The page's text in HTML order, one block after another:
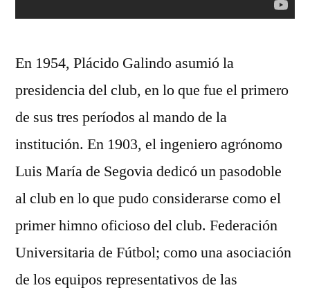
En 1954, Plácido Galindo asumió la
presidencia del club, en lo que fue el primero
de sus tres períodos al mando de la
institución. En 1903, el ingeniero agrónomo
Luis María de Segovia dedicó un pasodoble
al club en lo que pudo considerarse como el
primer himno oficioso del club. Federación
Universitaria de Fútbol; como una asociación
de los equipos representativos de las